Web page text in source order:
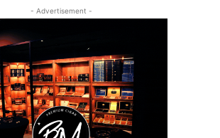
- Advertisement -